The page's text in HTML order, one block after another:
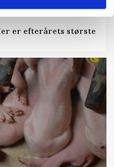
er efterårets største